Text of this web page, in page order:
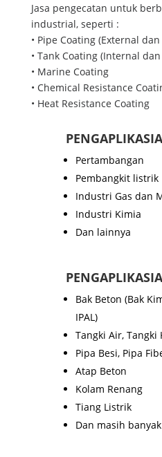
Jasa pengecatan untuk
industrial, seperti :
• Pipe Coating (External
• Tank Coating (Internal
• Marine Coating
• Chemical Resistance
• Heat Resistance Coating
Pertambangan
Pembangkit listrik
Industri Gas dan
Industri Kimia
Dan lainnya
Bak Beton (Bak
IPAL)
Tangki Air, Tangki
Pipa Besi, Pipa
Atap Beton
Kolam Renang
Tiang Listrik
Dan masih